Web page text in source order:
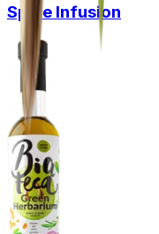
Spice Infusion